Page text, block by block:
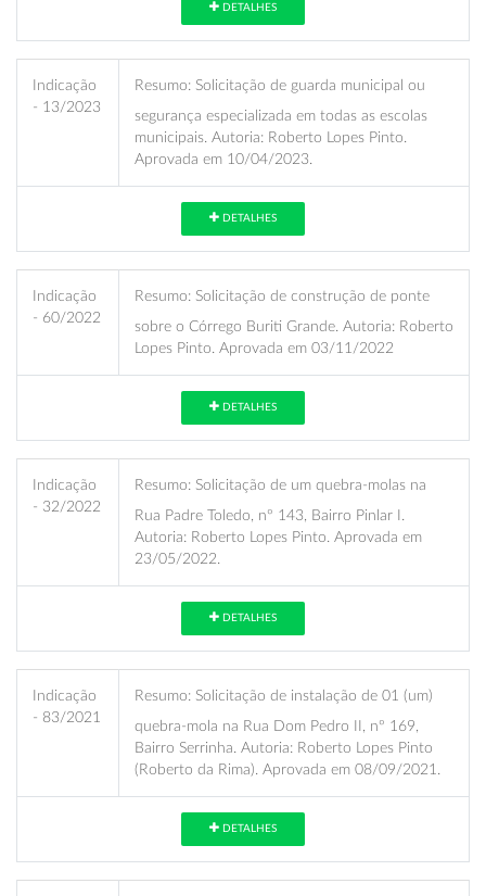
DETALHES
Indicação
- 13/2023
Resumo: Solicitação de guarda municipal ou
segurança especializada em todas as escolas
municipais. Autoria: Roberto Lopes Pinto.
Aprovada em 10/04/2023.
DETALHES
Indicação
- 60/2022
Resumo: Solicitação de construção de ponte
sobre o Córrego Buriti Grande. Autoria: Roberto
Lopes Pinto. Aprovada em 03/11/2022
DETALHES
Indicação
- 32/2022
Resumo: Solicitação de um quebra-molas na
Rua Padre Toledo, nº 143, Bairro Pinlar I.
Autoria: Roberto Lopes Pinto. Aprovada em
23/05/2022.
DETALHES
Indicação
- 83/2021
Resumo: Solicitação de instalação de 01 (um)
quebra-mola na Rua Dom Pedro II, nº 169,
Bairro Serrinha. Autoria: Roberto Lopes Pinto
(Roberto da Rima). Aprovada em 08/09/2021.
DETALHES